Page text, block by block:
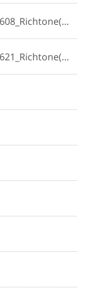
0003_20161208_141608_Richtone(HDR).jpg
0004_20161208_141621_Richtone(HDR).jpg